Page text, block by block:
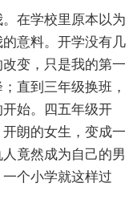
在学校里原本以为
意料。开学没有几
变，只是我的第一
直到三年级换班，
始。四五年级开
朗的女生，变成一
竟然成为自己的男
个小学就这样过